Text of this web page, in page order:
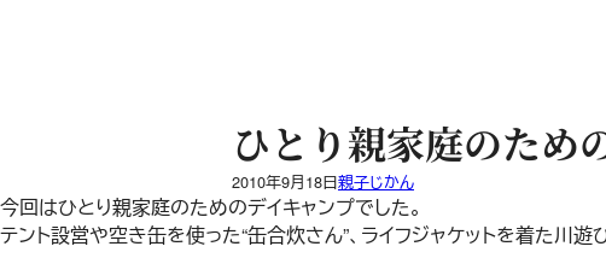
ひとり親家庭のため
2010年9月18日親子じかん
今回はひとり親家庭のためのデイキャンプでした。
テント設営や空き缶を使った“缶合炊さん”、ライフジャケットを着た川遊